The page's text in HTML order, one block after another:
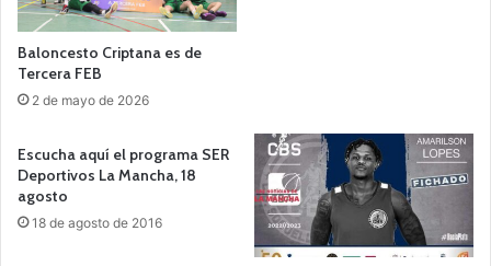
Baloncesto Criptana es de
Tercera FEB
2 de mayo de 2026
Escucha aquí el programa SER
Deportivos La Mancha, 18
agosto
18 de agosto de 2016